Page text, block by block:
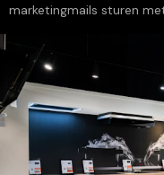
marketingmails sturen